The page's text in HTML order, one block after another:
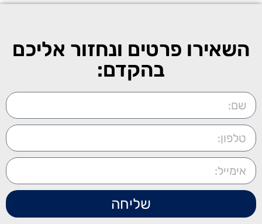
השאירו פרטים ונחזור אליכם
בהקדם:
שליחה